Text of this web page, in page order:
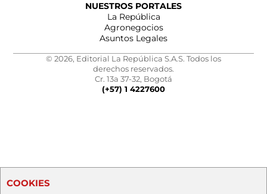
NUESTROS PORTALES
La República
Agronegocios
Asuntos Legales
© 2026, Editorial La República S.A.S. Todos los
derechos reservados.
Cr. 13a 37-32, Bogotá
(+57) 1 4227600
COOKIES